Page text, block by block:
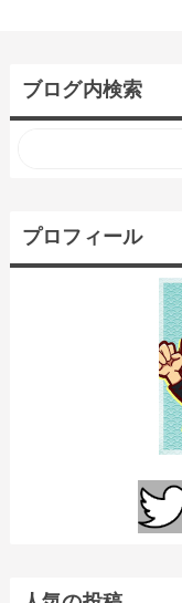
ブログ内検索
プロフィール